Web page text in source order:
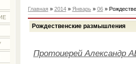
Главная » 2014 » Январь » 06»
Рождественские размышления
Протоиерей Александр